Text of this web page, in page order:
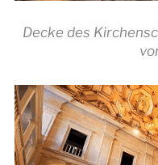
Decke des